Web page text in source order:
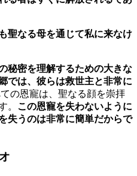
聖なる母を通じて私に来なけ
秘密を理解するための大きな
では、彼らは救世主と非常に
の恩寵は、聖なる顔を崇拝
。 この恩寵を失わないように
失うのは非常に簡単だからで